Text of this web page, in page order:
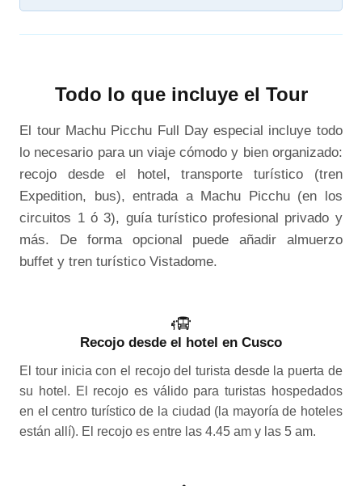
Todo lo que incluye el Tour
El tour Machu Picchu Full Day especial incluye todo
lo necesario para un viaje cómodo y bien organizado:
recojo desde el hotel, transporte turístico (tren
Expedition, bus), entrada a Machu Picchu (en los
circuitos 1 ó 3), guía turístico profesional privado y
más. De forma opcional puede añadir almuerzo
buffet y tren turístico Vistadome.
Recojo desde el hotel en Cusco
El tour inicia con el recojo del turista desde la puerta de
su hotel. El recojo es válido para turistas hospedados
en el centro turístico de la ciudad (la mayoría de hoteles
están allí). El recojo es entre las 4.45 am y las 5 am.